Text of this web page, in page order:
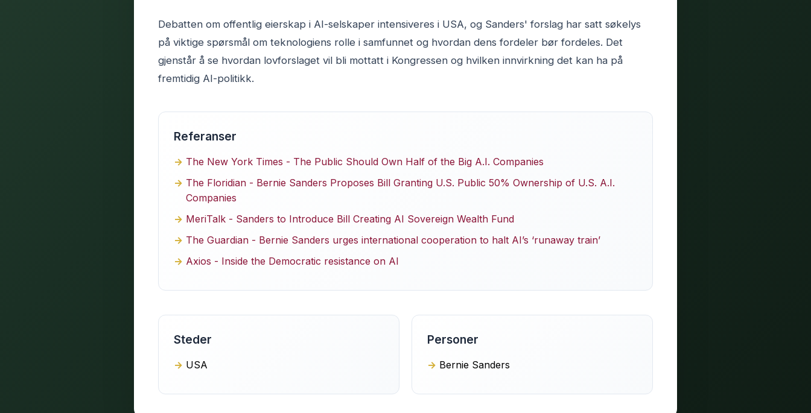
Debatten om offentlig eierskap i AI-selskaper intensiveres i USA, og Sanders' forslag har satt søkelys
på viktige spørsmål om teknologiens rolle i samfunnet og hvordan dens fordeler bør fordeles. Det
gjenstår å se hvordan lovforslaget vil bli mottatt i Kongressen og hvilken innvirkning det kan ha på
fremtidig AI-politikk.
Referanser
The New York Times - The Public Should Own Half of the Big A.I. Companies
The Floridian - Bernie Sanders Proposes Bill Granting U.S. Public 50% Ownership of U.S. A.I.
Companies
MeriTalk - Sanders to Introduce Bill Creating AI Sovereign Wealth Fund
The Guardian - Bernie Sanders urges international cooperation to halt AI’s ‘runaway train’
Axios - Inside the Democratic resistance on AI
Steder
USA
Personer
Bernie Sanders